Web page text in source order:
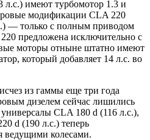
л.с.) имеют турбомотор 1.3 и
модификации CLA 220
— только с полным приводом
предложена исключительно с
моторы отныне штатно имеют
который добавляет 14 л.с. во
из гаммы еще три года
дизелем сейчас лишились
CLA 180 d (116 л.с.),
d (190 л.с.) теперь
ведущими колесами.